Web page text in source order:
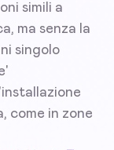
simili a
ma senza la
singolo
come in zone